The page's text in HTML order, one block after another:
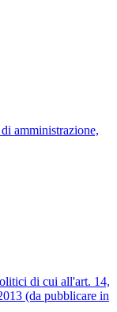
amministrazione,
di cui all'art. 14,
(da pubblicare in